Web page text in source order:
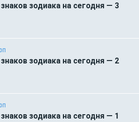
зодиака на сегодня — 3
зодиака на сегодня — 2
зодиака на сегодня — 1